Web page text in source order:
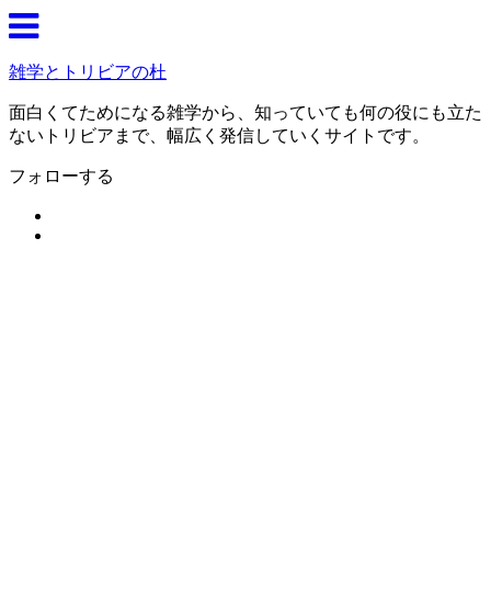
雑学とトリビアの杜
面白くてためになる雑学から、知っていても何の役にも立た
ないトリビアまで、幅広く発信していくサイトです。
フォローする